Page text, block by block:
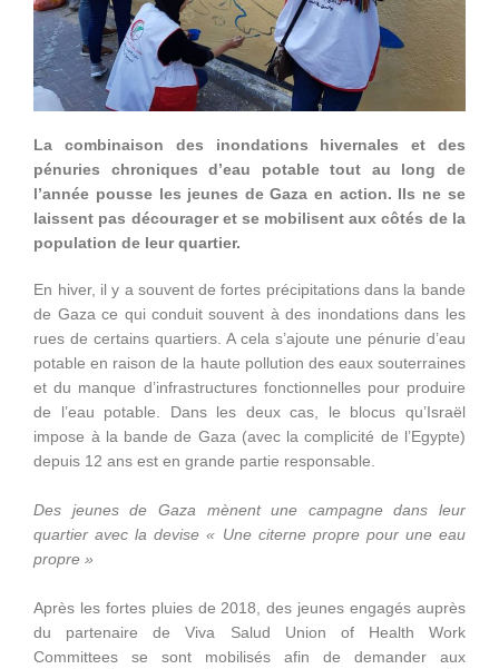
La combinaison des inondations hivernales et des
pénuries chroniques d’eau potable tout au long de
l’année pousse les jeunes de Gaza en action. Ils ne se
laissent pas décourager et se mobilisent aux côtés de la
population de leur quartier.
En hiver, il y a souvent de fortes précipitations dans la bande
de Gaza ce qui conduit souvent à des inondations dans les
rues de certains quartiers. A cela s’ajoute une pénurie d’eau
potable en raison de la haute pollution des eaux souterraines
et du manque d’infrastructures fonctionnelles pour produire
de l’eau potable. Dans les deux cas, le blocus qu’Israël
impose à la bande de Gaza (avec la complicité de l’Egypte)
depuis 12 ans est en grande partie responsable.
Des jeunes de Gaza mènent une campagne dans leur
quartier avec la devise « Une citerne propre pour une eau
propre »
Après les fortes pluies de 2018, des jeunes engagés auprès
du partenaire de Viva Salud Union of Health Work
Committees se sont mobilisés afin de demander aux